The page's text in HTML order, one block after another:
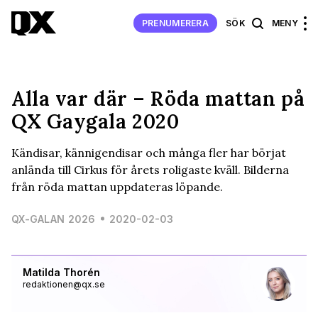
PRENUMERERA SÖK MENY
Matilda Thorén
redaktionen@qx.se
Alla var där – Röda mattan på
QX Gaygala 2020
Kändisar, kännigendisar och många fler har börjat
anlända till Cirkus för årets roligaste kväll. Bilderna
från röda mattan uppdateras löpande.
QX-GALAN 2026 2020-02-03